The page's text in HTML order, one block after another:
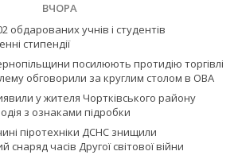
ВЧОРА
обдарованих учнів і студентів
стипендії
посилюють протидію торгівлі
обговорили за круглим столом в ОВА
у жителя Чортківського району
з ознаками підробки
піротехніки ДСНС знищили
снаряд часів Другої світової війни